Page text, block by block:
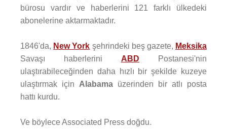
bürosu vardır ve haberlerini 121 farklı ülkedeki
abonelerine aktarmaktadır.
1846'da, New York şehrindeki beş gazete, Meksika
Savaşı haberlerini ABD Postanesi'nin
ulaştırabileceğinden daha hızlı bir şekilde kuzeye
ulaştırmak için Alabama üzerinden bir atlı posta
hattı kurdu.
Ve böylece Associated Press doğdu.